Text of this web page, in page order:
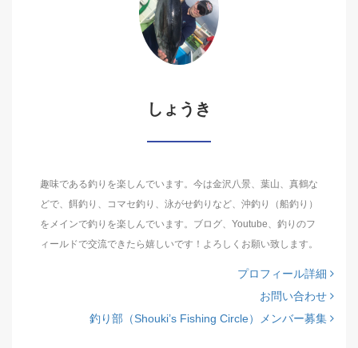
しょうき
趣味である釣りを楽しんでいます。今は金沢八景、葉山、真鶴な
どで、餌釣り、コマセ釣り、泳がせ釣りなど、沖釣り（船釣り）
をメインで釣りを楽しんでいます。ブログ、Youtube、釣りのフ
ィールドで交流できたら嬉しいです！よろしくお願い致します。
プロフィール詳細
お問い合わせ
釣り部（Shouki’s Fishing Circle）メンバー募集